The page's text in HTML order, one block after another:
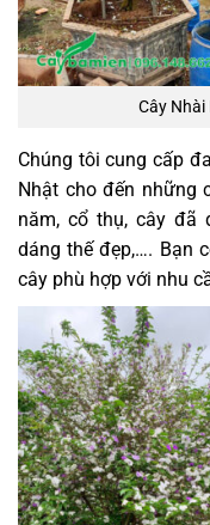
Cây
Chúng tôi cung cấp
Nhật cho đến những
năm, cổ thụ, cây đã
dáng thế đẹp,…. Bạn
cây phù hợp với nhu